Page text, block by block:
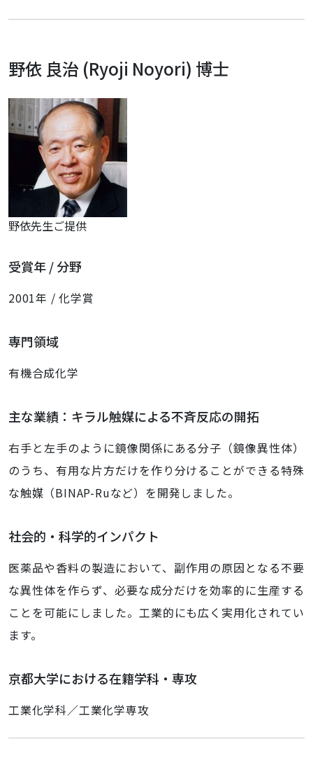
野依 良治 (Ryoji Noyori) 博士
野依先生ご提供
受賞年 / 分野
2001年 / 化学賞
専門領域
有機合成化学
主な業績：キラル触媒による不斉反応の開拓
右手と左手のように鏡像関係にある分子（鏡像異性体）
のうち、有用な片方だけを作り分けることができる特殊
な触媒（BINAP-Ruなど）を開発しました。
社会的・科学的インパクト
医薬品や香料の製造において、副作用の原因となる不要
な異性体を作らず、必要な成分だけを効率的に生産する
ことを可能にしました。工業的にも広く実用化されてい
ます。
京都大学における在籍学科・専攻
工業化学科／工業化学専攻